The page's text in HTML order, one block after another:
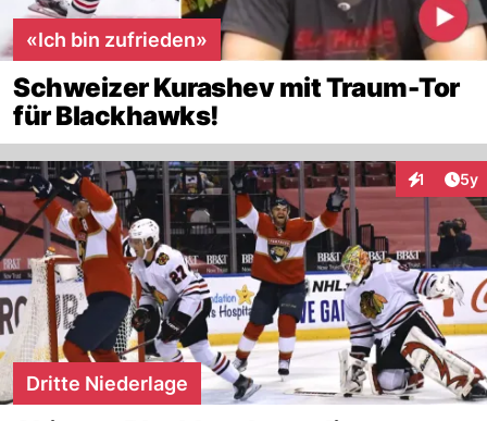
«Ich bin zufrieden»
Schweizer Kurashev mit Traum-Tor
für Blackhawks!
1 5y
Dritte Niederlage